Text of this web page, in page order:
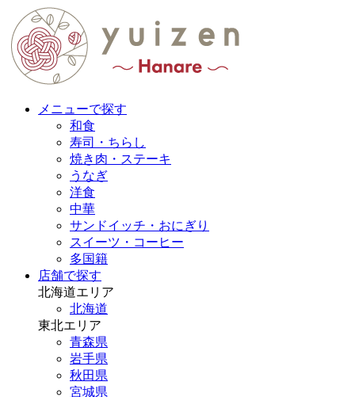
メニューで探す
和食
寿司・ちらし
焼き肉・ステーキ
うなぎ
洋食
中華
サンドイッチ・おにぎり
スイーツ・コーヒー
多国籍
店舗で探す
北海道エリア
北海道
東北エリア
青森県
岩手県
秋田県
宮城県